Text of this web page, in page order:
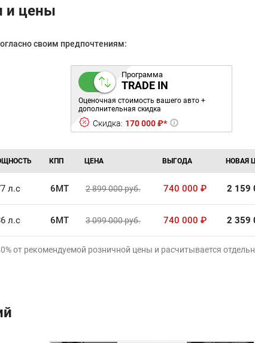
и цены
своим предпочтениям:
Программа
TRADE IN
Оценочная стоимость вашего авто +
дополнительная скидка
Скидка: 170 000 ₽*
КПП ЦЕНА ВЫГОДА НОВАЯ
л.с 6MT 2 899 000руб. 740 000 ₽ 2 159
л.с 6MT 3 099 000руб. 740 000 ₽ 2 359
от рекомендуемой розничной цены и расчитывается